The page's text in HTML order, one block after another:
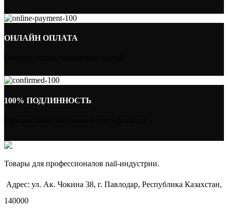
ОНЛАЙН ОПЛАТА
100% ПОДЛИННОСТЬ
Товары для профессионалов nail-индустрии.
Адрес: ул. Ак. Чокина 38, г. Павлодар, Республика Казахстан,
140000